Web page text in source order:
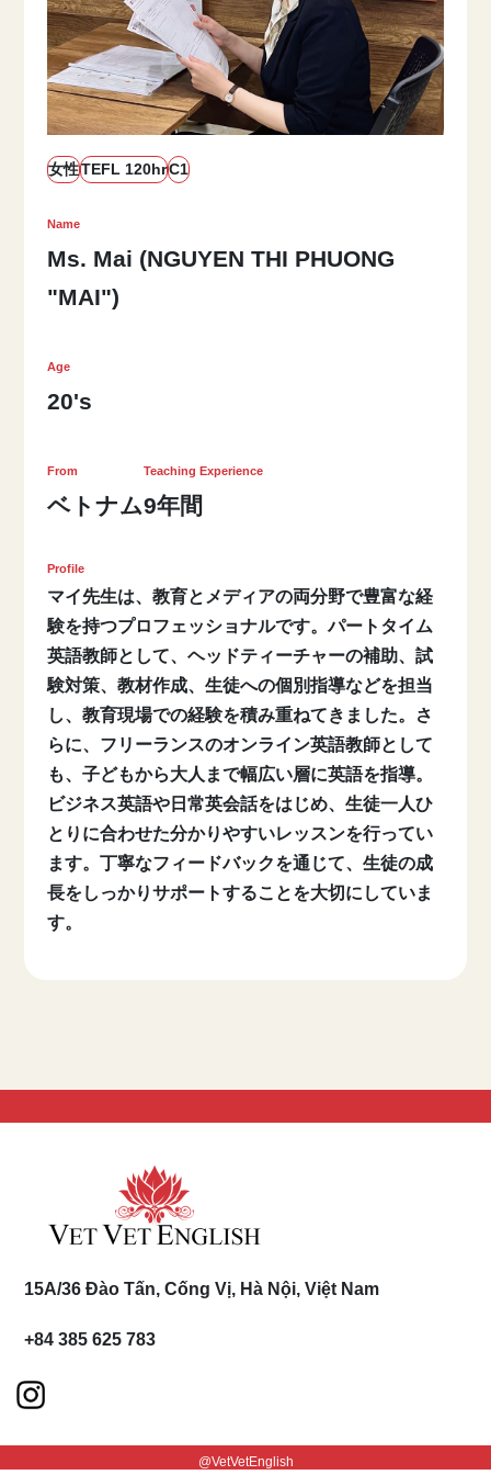
女性TEFL 120hrC1
Name
Ms. Mai (NGUYEN THI PHUONG
"MAI")
Age
20's
From
ベトナム
Teaching Experience
9年間
Profile
マイ先生は、教育とメディアの両分野で豊富な経
験を持つプロフェッショナルです。パートタイム
英語教師として、ヘッドティーチャーの補助、試
験対策、教材作成、生徒への個別指導などを担当
し、教育現場での経験を積み重ねてきました。さ
らに、フリーランスのオンライン英語教師として
も、子どもから大人まで幅広い層に英語を指導。
ビジネス英語や日常英会話をはじめ、生徒一人ひ
とりに合わせた分かりやすいレッスンを行ってい
ます。丁寧なフィードバックを通じて、生徒の成
長をしっかりサポートすることを大切にしていま
す。
15A/36 Đào Tấn, Cống Vị, Hà Nội, Việt Nam
+84 385 625 783
@VetVetEnglish